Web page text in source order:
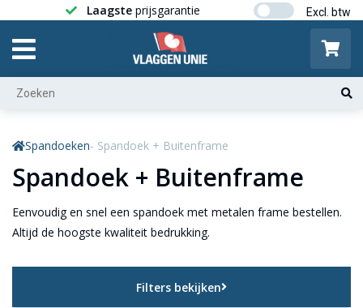
Laagste prijsgarantie Gratis
Spandoeken- Spandoek + Buitenframe
Spandoek + Buitenframe
Eenvoudig en snel een spandoek met metalen frame bestellen.
Altijd de hoogste kwaliteit bedrukking.
Filters bekijken